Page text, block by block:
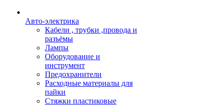
Авто-электрика
Кабели , трубки ,провода и
разъёмы
Лампы
Оборудование и
инструмент
Предохранители
Расходные материалы для
пайки
Стяжки пластиковые